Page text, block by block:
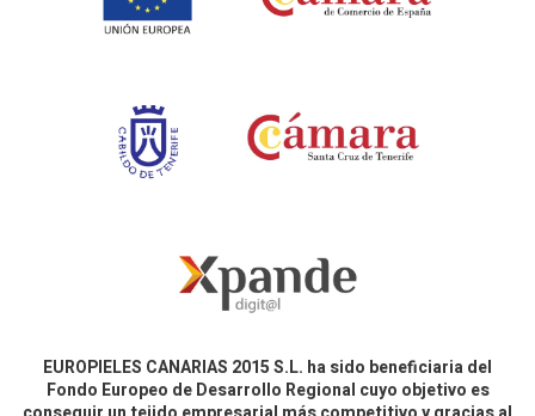
EUROPIELES CANARIAS 2015 S.L. ha sido beneficiaria del
Fondo Europeo de Desarrollo Regional cuyo objetivo es